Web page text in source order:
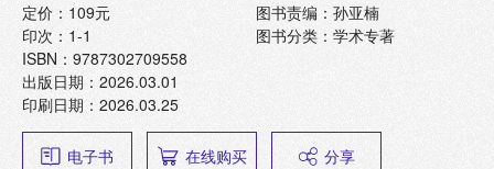
定价：109元
印次：1-1
ISBN：9787302709558
出版日期：2026.03.01
印刷日期：2026.03.25
图书责编：孙亚楠
图书分类：学术专著
电子书 在线购买 分享